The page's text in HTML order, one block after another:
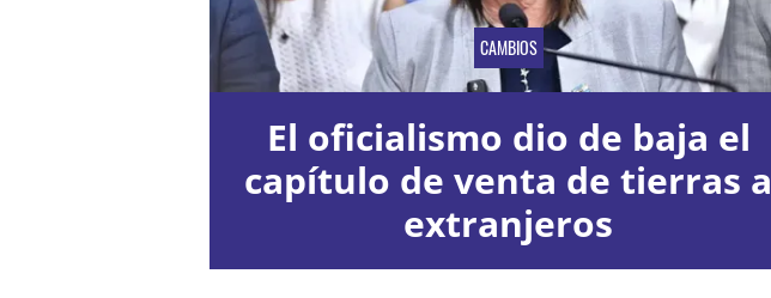
CAMBIOS
El oficialismo dio de baja el
capítulo de venta de tierras a
extranjeros